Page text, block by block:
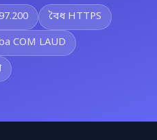
বৈধ HTTPS
COM LAUD